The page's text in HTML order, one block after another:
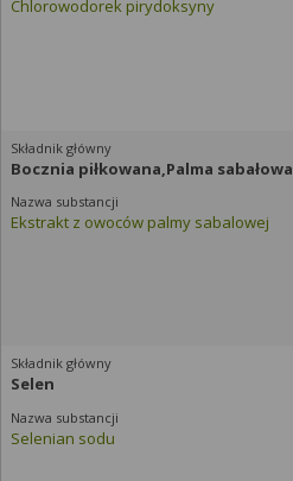
Chlorowodorek pirydoksyny
Bocznia piłkowana,Palma sabałowa
Ekstrakt z owoców palmy sabalowej
Selen
Selenian sodu